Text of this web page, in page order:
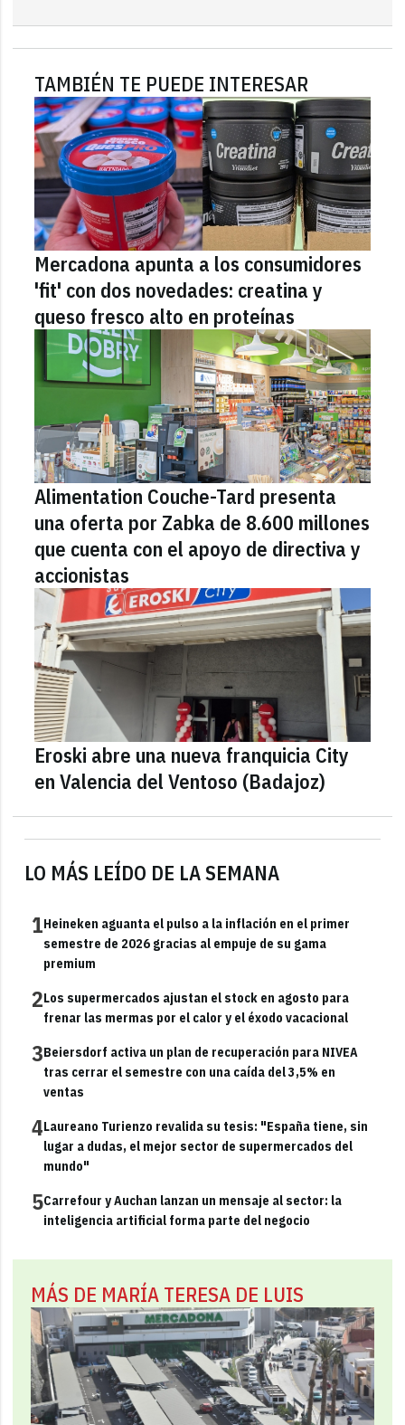
LO MÁS LEÍDO DE LA SEMANA
1Heineken aguanta el pulso a la inflación en el primer
semestre de 2026 gracias al empuje de su gama
premium
2Los supermercados ajustan el stock en agosto para
frenar las mermas por el calor y el éxodo vacacional
3Beiersdorf activa un plan de recuperación para NIVEA
tras cerrar el semestre con una caída del 3,5% en
ventas
4Laureano Turienzo revalida su tesis: "España tiene, sin
lugar a dudas, el mejor sector de supermercados del
mundo"
5Carrefour y Auchan lanzan un mensaje al sector: la
inteligencia artificial forma parte del negocio
MÁS DE MARÍA TERESA DE LUIS
TAMBIÉN TE PUEDE INTERESAR
Mercadona apunta a los consumidores
'fit' con dos novedades: creatina y
queso fresco alto en proteínas
Alimentation Couche-Tard presenta
una oferta por Zabka de 8.600 millones
que cuenta con el apoyo de directiva y
accionistas
Eroski abre una nueva franquicia City
en Valencia del Ventoso (Badajoz)